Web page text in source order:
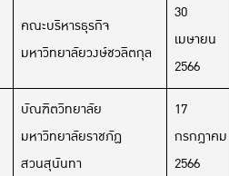
คณะบริหารธุรกิจ
มหาวิทยาลัยวงษ์ชวลิตกุล
30
เมษายน
2566
บัณฑิตวิทยาลัย
มหาวิทยาลัยราชภัฏ
สวนสุนันทา
17
กรกฎาคม
2566